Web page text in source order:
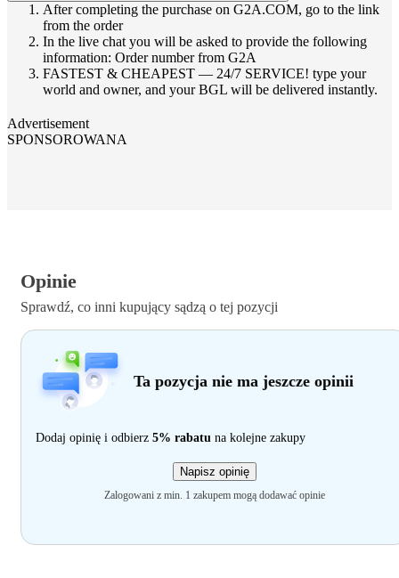
After completing the purchase on G2A.COM, go to the link
from the order
In the live chat you will be asked to provide the following
information: Order number from G2A
FASTEST & CHEAPEST — 24/7 SERVICE! type your
world and owner, and your BGL will be delivered instantly.
Advertisement
SPONSOROWANA
Opinie
Sprawdź, co inni kupujący sądzą o tej pozycji
Ta pozycja nie ma jeszcze opinii
Dodaj opinię i odbierz 5% rabatu na kolejne zakupy
Napisz opinię
Zalogowani z min. 1 zakupem mogą dodawać opinie